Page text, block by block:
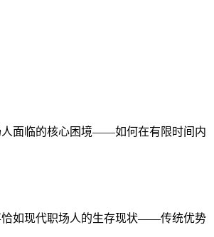
人面临的核心困境——如何在有限时间内
恰如现代职场人的生存现状——传统优势